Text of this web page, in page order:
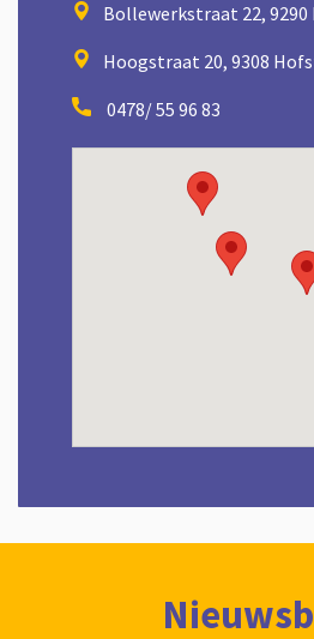
Bollewerkstraat 22, 9290
Hoogstraat 20, 9308
0478/ 55 96 83